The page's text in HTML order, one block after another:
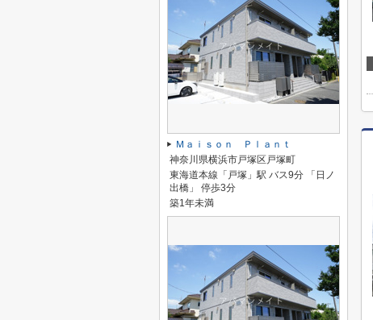
Ｍａｉｓｏｎ Ｐｌａｎｔ
神奈川県横浜市戸塚区戸塚町
東海道本線「戸塚」駅 バス9分 「日ノ
出橋」 停歩3分
築1年未満